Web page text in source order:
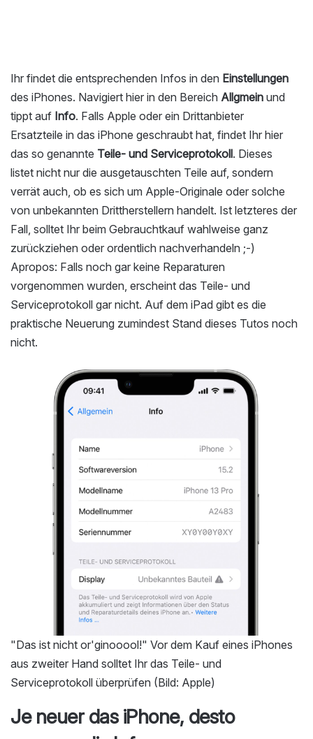
Ihr findet die entsprechenden Infos in den Einstellungen
des iPhones. Navigiert hier in den Bereich Allgmein und
tippt auf Info. Falls Apple oder ein Drittanbieter
Ersatzteile in das iPhone geschraubt hat, findet Ihr hier
das so genannte Teile- und Serviceprotokoll. Dieses
listet nicht nur die ausgetauschten Teile auf, sondern
verrät auch, ob es sich um Apple-Originale oder solche
von unbekannten Drittherstellern handelt. Ist letzteres der
Fall, solltet Ihr beim Gebrauchtkauf wahlweise ganz
zurückziehen oder ordentlich nachverhandeln ;-)
Apropos: Falls noch gar keine Reparaturen
vorgenommen wurden, erscheint das Teile- und
Serviceprotokoll gar nicht. Auf dem iPad gibt es die
praktische Neuerung zumindest Stand dieses Tutos noch
nicht.
"Das ist nicht or'ginooool!" Vor dem Kauf eines iPhones
aus zweiter Hand solltet Ihr das Teile- und
Serviceprotokoll überprüfen (Bild: Apple)
Je neuer das iPhone, desto